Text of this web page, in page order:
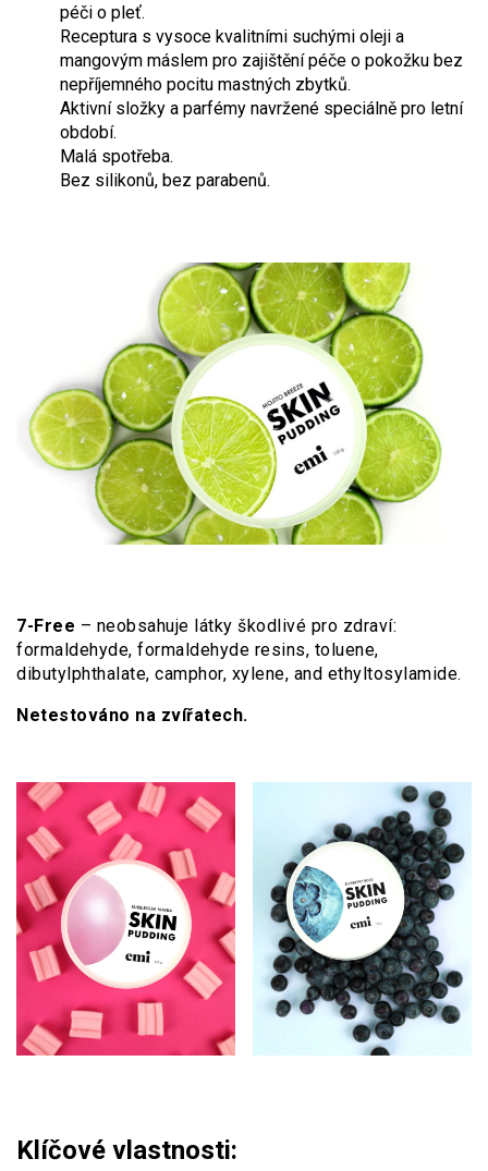
péči o pleť.
Receptura s vysoce kvalitními suchými oleji a
mangovým máslem pro zajištění péče o pokožku bez
nepříjemného pocitu mastných zbytků.
Aktivní složky a parfémy navržené speciálně pro letní
období.
Malá spotřeba.
Bez silikonů, bez parabenů.
7-Free – neobsahuje látky škodlivé pro zdraví:
formaldehyde, formaldehyde resins, toluene,
dibutylphthalate, camphor, xylene, and ethyltosylamide.
Netestováno na zvířatech.
Klíčové vlastnosti: